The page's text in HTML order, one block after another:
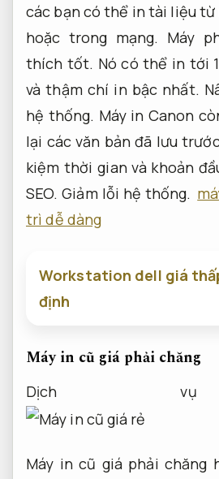
các bạn có thể in tài liệu
hoặc trong mạng. Máy
thích tốt. Nó có thể in tới
và thậm chí in bậc nhất.
hệ thống. Máy in Canon
lại các văn bản đã lưu
kiệm thời gian và khoản
SEO. Giảm lỗi hệ thống.
trì dễ dàng
Workstation dell giá
định
Máy in cũ giá phải chăng
Dịch
Máy in cũ giá phải chăng